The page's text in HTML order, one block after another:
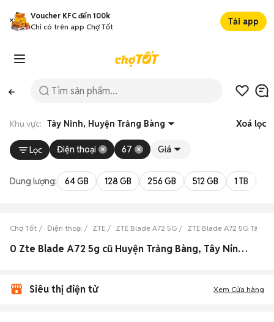
Voucher KFC đến 100k
Chỉ có trên app Chợ Tốt
Tải app
Khu vực: Tây Ninh, Huyện Trảng Bàng Xoá lọc
Lọc Điện thoại 67 Giá
Dung lượng: 64 GB 128 GB 256 GB 512 GB 1 TB
Chợ Tốt Điện thoại ZTE ZTE Blade A72 5G ZTE Blade A72 5G Tây
0 Zte Blade A72 5g cũ Huyện Trảng Bàng, Tây Ninh đẹp
Siêu thị điện tử Xem Cửa hàng